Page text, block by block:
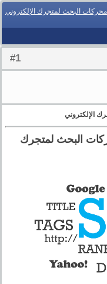
البحث لمتجرك الإلكتروني
1
الإلكتروني
البحث لمتجرك